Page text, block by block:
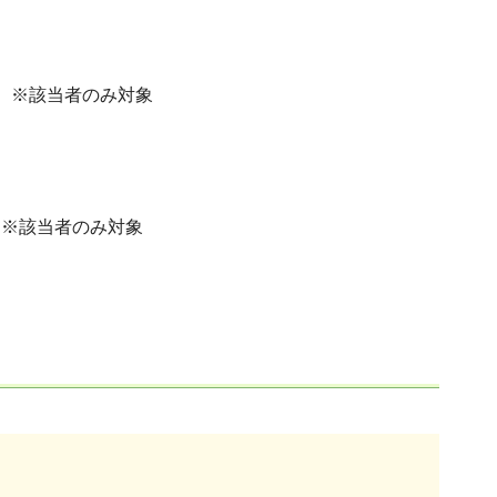
※該当者のみ対象
該当者のみ対象